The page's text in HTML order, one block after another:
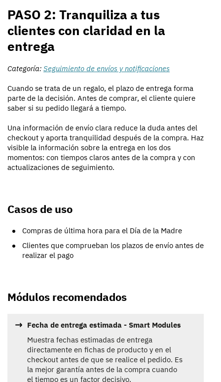
PASO 2: Tranquiliza a tus
clientes con claridad en la
entrega
Categoría: Seguimiento de envíos y notificaciones
Cuando se trata de un regalo, el plazo de entrega forma
parte de la decisión. Antes de comprar, el cliente quiere
saber si su pedido llegará a tiempo.
Una información de envío clara reduce la duda antes del
checkout y aporta tranquilidad después de la compra. Haz
visible la información sobre la entrega en los dos
momentos: con tiempos claros antes de la compra y con
actualizaciones de seguimiento.
Casos de uso
Compras de última hora para el Día de la Madre
Clientes que comprueban los plazos de envío antes de
realizar el pago
Módulos recomendados
Fecha de entrega estimada - Smart Modules
Muestra fechas estimadas de entrega
directamente en fichas de producto y en el
checkout antes de que se realice el pedido. Es
la mejor garantía antes de la compra cuando
el tiempo es un factor decisivo.